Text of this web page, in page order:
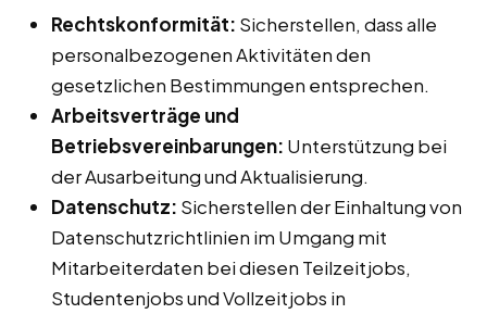
Rechtskonformität: Sicherstellen, dass alle
personalbezogenen Aktivitäten den
gesetzlichen Bestimmungen entsprechen.
Arbeitsverträge und
Betriebsvereinbarungen: Unterstützung bei
der Ausarbeitung und Aktualisierung.
Datenschutz: Sicherstellen der Einhaltung von
Datenschutzrichtlinien im Umgang mit
Mitarbeiterdaten bei diesen Teilzeitjobs,
Studentenjobs und Vollzeitjobs in